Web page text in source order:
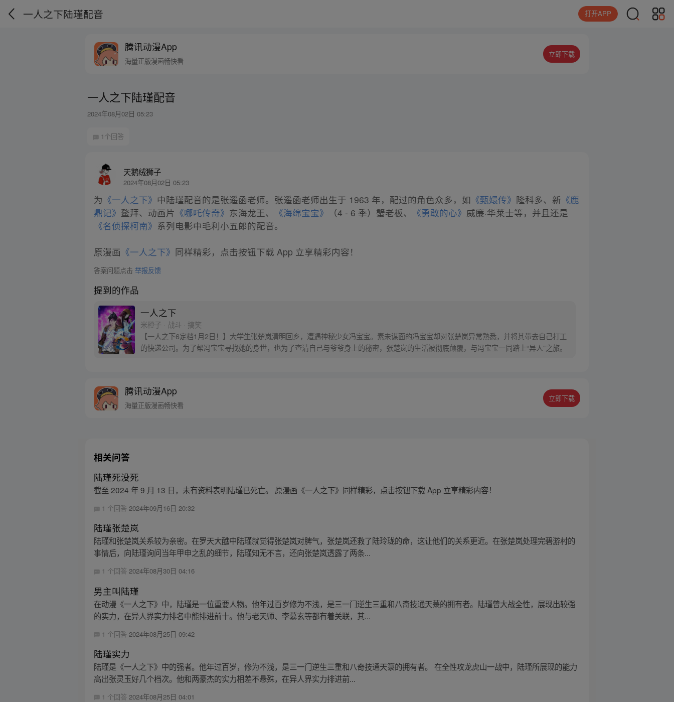
一人之下陆瑾配音 打开APP
腾讯动漫App
海量正版漫画畅快看
立即下载
一人之下陆瑾配音
2024年08月02日 05:23
1个回答
天鹅绒狮子
2024年08月02日 05:23
为 《一人之下》 中陆瑾配音的是张遥函老师。张遥函老师出生于 1963 年，配过的角色众多，如 《甄嬛传》 隆科多、新 《鹿
鼎记》 鳌拜、动画片 《哪吒传奇》 东海龙王、 《海绵宝宝》 （4 - 6 季）蟹老板、 《勇敢的心》 威廉·华莱士等，并且还是
《名侦探柯南》 系列电影中毛利小五郎的配音。
原漫画 《一人之下》 同样精彩，点击按钮下载 App 立享精彩内容！
答案问题点击举报反馈
提到的作品
一人之下
米橙子 · 战斗 · 搞笑
【一人之下6定档1月2日！】大学生张楚岚清明回乡，遭遇神秘少女冯宝宝。素未谋面的冯宝宝却对张楚岚异常熟悉，并将其带去自己打工
的快递公司。为了帮冯宝宝寻找她的身世，也为了查清自己与爷爷身上的秘密，张楚岚的生活被彻底颠覆，与冯宝宝一同踏上“异人”之旅。
腾讯动漫App
海量正版漫画畅快看
立即下载
相关问答
陆瑾死没死
截至 2024 年 9 月 13 日，未有资料表明陆瑾已死亡。 原漫画《一人之下》同样精彩，点击按钮下载 App 立享精彩内容！
1 个回答2024年09月16日 20:32
陆瑾张楚岚
陆瑾和张楚岚关系较为亲密。在罗天大醮中陆瑾就觉得张楚岚对脾气，张楚岚还救了陆玲珑的命，这让他们的关系更近。在张楚岚处理完碧游村的
事情后，向陆瑾询问当年甲申之乱的细节，陆瑾知无不言，还向张楚岚透露了两条...
1 个回答2024年08月30日 04:16
男主叫陆瑾
在动漫《一人之下》中，陆瑾是一位重要人物。他年过百岁修为不浅，是三一门逆生三重和八奇技通天菉的拥有者。陆瑾曾大战全性，展现出较强
的实力，在异人界实力排名中能排进前十。他与老天师、李慕玄等都有着关联，其...
1 个回答 2024年08月25日 09:42
陆瑾实力
陆瑾是《一人之下》中的强者。他年过百岁，修为不浅，是三一门逆生三重和八奇技通天箓的拥有者。 在全性攻龙虎山一战中，陆瑾所展现的能力
高出张灵玉好几个档次。他和两豪杰的实力相差不悬殊，在异人界实力排进前...
1 个回答 2024年08月25日 04:01